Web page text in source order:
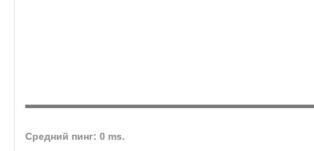
Средний пинг: 0 ms.